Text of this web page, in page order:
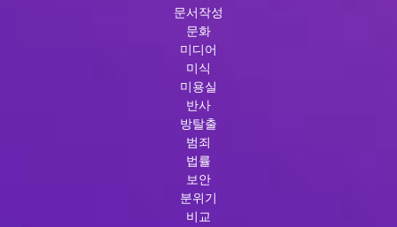
문서작성
문화
미디어
미식
미용실
반사
방탈출
범죄
법률
보안
분위기
비교